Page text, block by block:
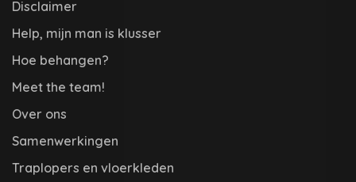
Disclaimer
Help, mijn man is klusser
Hoe behangen?
Meet the team!
Over ons
Samenwerkingen
Traplopers en vloerkleden